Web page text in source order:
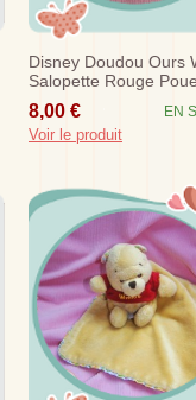
Disney Doudou Ours
Salopette Rouge
8,00 € EN
Voir le produit